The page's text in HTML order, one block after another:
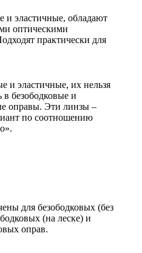
и эластичные, обладают
оптическими
практически для
и эластичные, их нельзя
в безободковые и
оправы. Эти линзы –
по соотношению
для безободковых (без
(на леске) и
оправ.